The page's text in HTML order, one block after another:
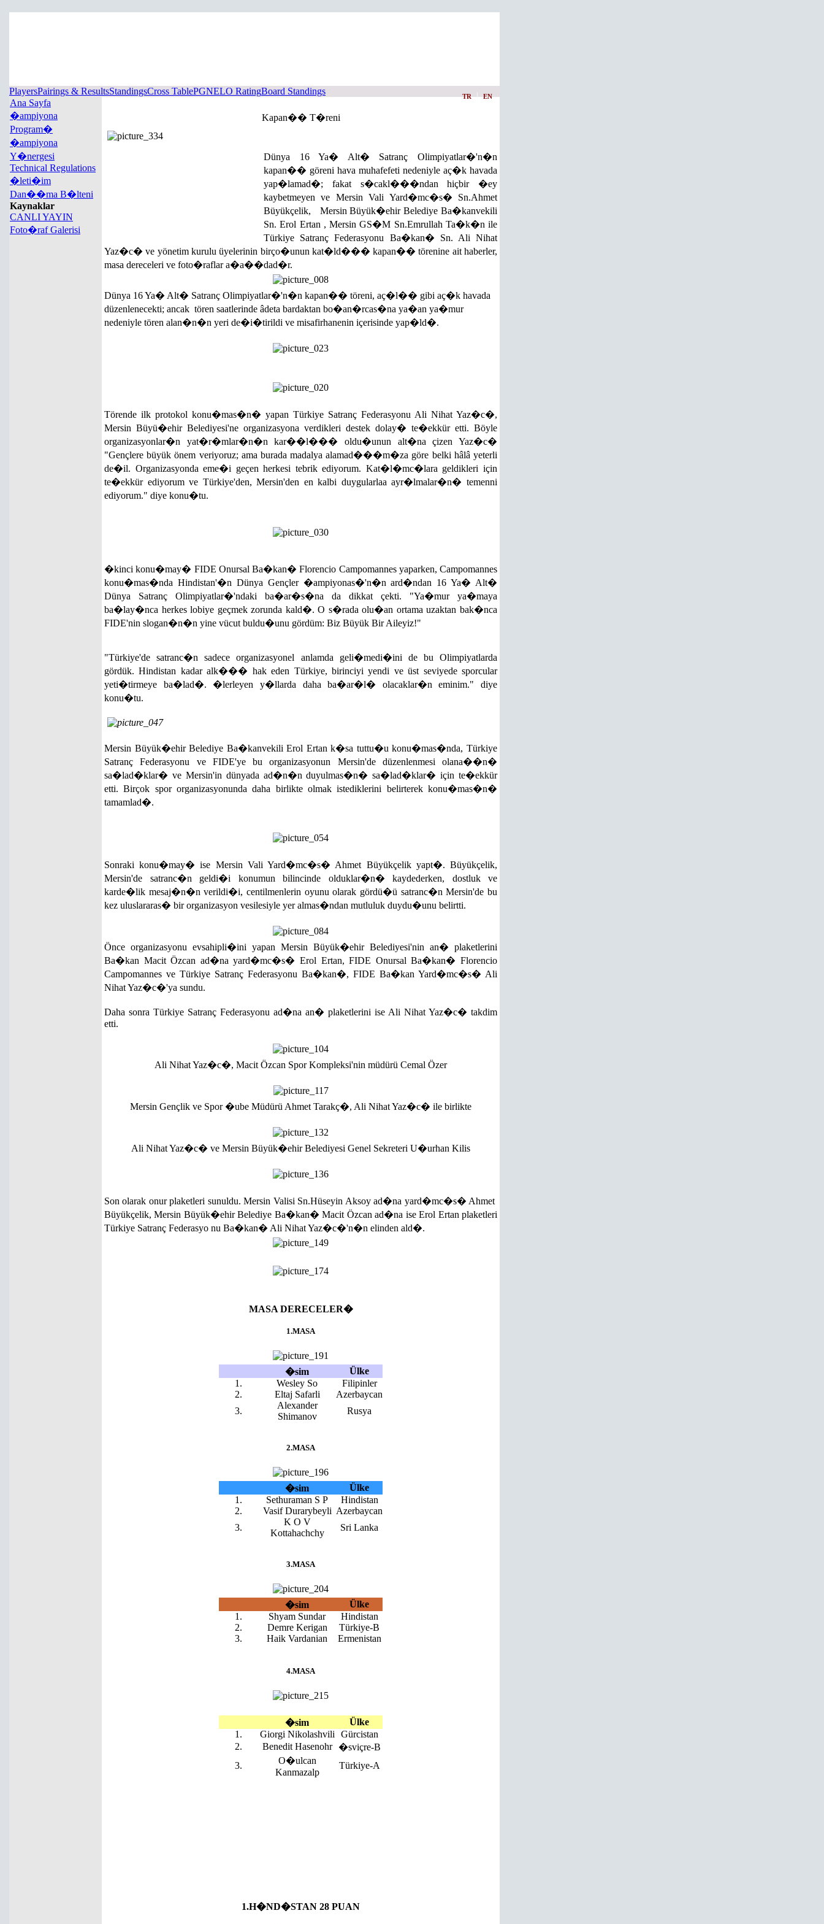
TR|EN
PlayersPairings & ResultsStandingsCross TablePGNELO RatingBoard Standings
Ana Sayfa
�ampiyona
Program�
�ampiyona
Y�nergesi
Technical Regulations
�leti�im
Dan��ma B�lteni
Kaynaklar
CANLI YAYIN
Foto�raf Galerisi
Kapan�� T�reni
Dünya 16 Ya� Alt� Satranç Olimpiyatlar�'n�n
kapan�� göreni hava muhafefeti nedeniyle aç�k havada
yap�lamad�; fakat s�cakl���ndan hiçbir �ey
kaybetmeyen ve Mersin Vali Yard�mc�s� Sn.Ahmet
Büyükçelik, Mersin Büyük�ehir Belediye Ba�kanvekili
Sn. Erol Ertan , Mersin GS�M Sn.Emrullah Ta�k�n ile
Türkiye Satranç Federasyonu Ba�kan� Sn. Ali Nihat
Yaz�c� ve yönetim kurulu üyelerinin birço�unun kat�ld��� kapan�� törenine ait haberler,
masa dereceleri ve foto�raflar a�a��dad�r.
Dünya 16 Ya� Alt� Satranç Olimpiyatlar�'n�n kapan�� töreni, aç�l�� gibi aç�k havada
düzenlenecekti; ancak tören saatlerinde âdeta bardaktan bo�an�rcas�na ya�an ya�mur
nedeniyle tören alan�n�n yeri de�i�tirildi ve misafirhanenin içerisinde yap�ld�.
Törende ilk protokol konu�mas�n� yapan Türkiye Satranç Federasyonu Ali Nihat Yaz�c�,
Mersin Büyü�ehir Belediyesi'ne organizasyona verdikleri destek dolay� te�ekkür etti. Böyle
organizasyonlar�n yat�r�mlar�n�n kar��l��� oldu�unun alt�na çizen Yaz�c�
"Gençlere büyük önem veriyoruz; ama burada madalya alamad���m�za göre belki hâlâ yeterli
de�il. Organizasyonda eme�i geçen herkesi tebrik ediyorum. Kat�l�mc�lara geldikleri için
te�ekkür ediyorum ve Türkiye'den, Mersin'den en kalbi duygularlaa ayr�lmalar�n� temenni
ediyorum." diye konu�tu.
�kinci konu�may� FIDE Onursal Ba�kan� Florencio Campomannes yaparken, Campomannes
konu�mas�nda Hindistan'�n Dünya Gençler �ampiyonas�'n�n ard�ndan 16 Ya� Alt�
Dünya Satranç Olimpiyatlar�'ndaki ba�ar�s�na da dikkat çekti. "Ya�mur ya�maya
ba�lay�nca herkes lobiye geçmek zorunda kald�. O s�rada olu�an ortama uzaktan bak�nca
FIDE'nin slogan�n�n yine vücut buldu�unu gördüm: Biz Büyük Bir Aileyiz!"
"Türkiye'de satranc�n sadece organizasyonel anlamda geli�medi�ini de bu Olimpiyatlarda
gördük. Hindistan kadar alk��� hak eden Türkiye, birinciyi yendi ve üst seviyede sporcular
yeti�tirmeye ba�lad�. �lerleyen y�llarda daha ba�ar�l� olacaklar�n eminim." diye
konu�tu.
Mersin Büyük�ehir Belediye Ba�kanvekili Erol Ertan k�sa tuttu�u konu�mas�nda, Türkiye
Satranç Federasyonu ve FIDE'ye bu organizasyonun Mersin'de düzenlenmesi olana��n�
sa�lad�klar� ve Mersin'in dünyada ad�n�n duyulmas�n� sa�lad�klar� için te�ekkür
etti. Birçok spor organizasyonunda daha birlikte olmak istediklerini belirterek konu�mas�n�
tamamlad�.
Sonraki konu�may� ise Mersin Vali Yard�mc�s� Ahmet Büyükçelik yapt�. Büyükçelik,
Mersin'de satranc�n geldi�i konumun bilincinde olduklar�n� kaydederken, dostluk ve
karde�lik mesaj�n�n verildi�i, centilmenlerin oyunu olarak gördü�ü satranc�n Mersin'de bu
kez uluslararas� bir organizasyon vesilesiyle yer almas�ndan mutluluk duydu�unu belirtti.
Önce organizasyonu evsahipli�ini yapan Mersin Büyük�ehir Belediyesi'nin an� plaketlerini
Ba�kan Macit Özcan ad�na yard�mc�s� Erol Ertan, FIDE Onursal Ba�kan� Florencio
Campomannes ve Türkiye Satranç Federasyonu Ba�kan�, FIDE Ba�kan Yard�mc�s� Ali
Nihat Yaz�c�'ya sundu.
Daha sonra Türkiye Satranç Federasyonu ad�na an� plaketlerini ise Ali Nihat Yaz�c� takdim
etti.
Ali Nihat Yaz�c�, Macit Özcan Spor Kompleksi'nin müdürü Cemal Özer
Mersin Gençlik ve Spor �ube Müdürü Ahmet Tarakç�, Ali Nihat Yaz�c� ile birlikte
Ali Nihat Yaz�c� ve Mersin Büyük�ehir Belediyesi Genel Sekreteri U�urhan Kilis
Son olarak onur plaketleri sunuldu. Mersin Valisi Sn.Hüseyin Aksoy ad�na yard�mc�s� Ahmet
Büyükçelik, Mersin Büyük�ehir Belediye Ba�kan� Macit Özcan ad�na ise Erol Ertan plaketleri
Türkiye Satranç Federasyo nu Ba�kan� Ali Nihat Yaz�c�'n�n elinden ald�.
MASA DERECELER�
1.MASA
�sim
Ülke
1.
Wesley So
Filipinler
2.
Eltaj Safarli
Azerbaycan
3.
Alexander
Shimanov
Rusya
2.MASA
�sim
Ülke
1.
Sethuraman S P
Hindistan
2.
Vasif Durarybeyli Azerbaycan
3.
K O V
Kottahachchy
Sri Lanka
3.MASA
�sim
Ülke
1.
Shyam Sundar
Hindistan
2.
Demre Kerigan
Türkiye-B
3.
Haik Vardanian Ermenistan
4.MASA
�sim
Ülke
1.
Giorgi Nikolashvili
Gürcistan
2.
Benedit Hasenohr
�sviçre-B
3.
O�ulcan
Kanmazalp
Türkiye-A
1.H�ND�STAN 28 PUAN